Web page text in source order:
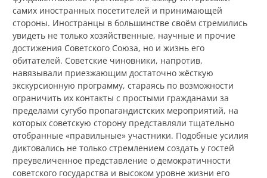
самих иностранных посетителей и принимающей
стороны. Иностранцы в большинстве своём стремились
увидеть не только хозяйственные, научные и прочие
достижения Советского Союза, но и жизнь его
обитателей. Советские чиновники, напротив,
навязывали приезжающим достаточно жёсткую
экскурсионную программу, стараясь по возможности
ограничить их контакты с простыми гражданами за
пределами сугубо пропагандистских мероприятий, на
которых советскую сторону представляли тщательно
отобранные «правильные» участники. Подобные усилия
диктовались не только стремлением создать у гостей
преувеличенное представление о демократичности
советского государства и высоком уровне жизни его